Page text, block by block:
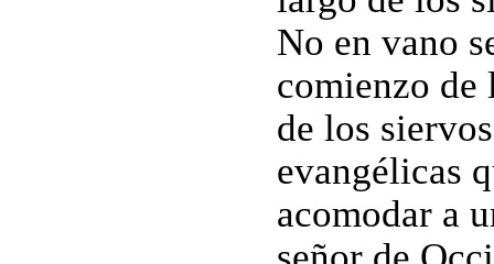
No en vano
comienzo de
de los
evangélicas
acomodar a